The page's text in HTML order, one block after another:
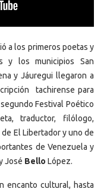
a los primeros poetas y
y los municipios San
y Jáuregui llegaron a
tachirense para
Festival Poético
traductor, filólogo,
El Libertador y uno de
de Venezuela y
José Bello López.
encanto cultural, hasta